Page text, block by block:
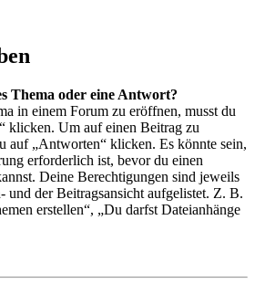
Thema oder eine Antwort?
in einem Forum zu eröffnen, musst du
klicken. Um auf einen Beitrag zu
auf „Antworten“ klicken. Es könnte sein,
erforderlich ist, bevor du einen
Deine Berechtigungen sind jeweils
und der Beitragsansicht aufgelistet. Z. B.
erstellen“, „Du darfst Dateianhänge